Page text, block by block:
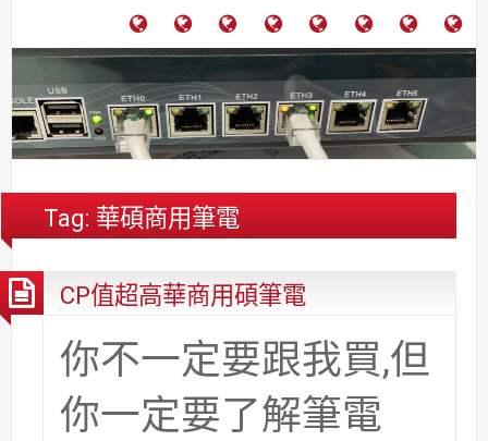
腦
護
合
約
功
例
分
享
於
力
通
通
報
關
系
統
視
系
統
安
修,
舍
網
路/
大
樓
公
解
決
方
案
中
料
件
區
團
法
台
中
Tag: 華碩商用筆電
CP值超高華商用碩筆電
你不一定要跟我買,但
你一定要了解筆電